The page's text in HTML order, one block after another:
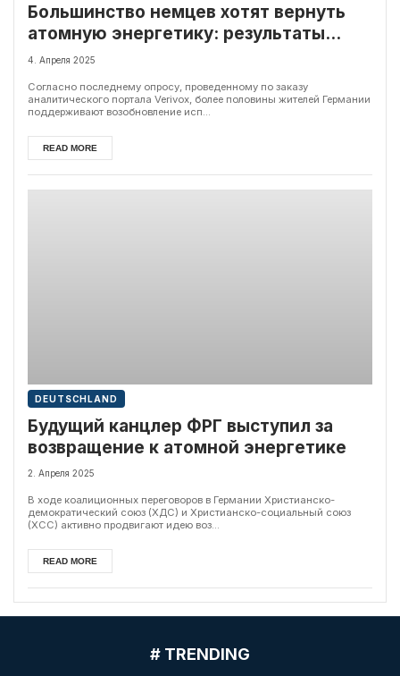
Большинство немцев хотят вернуть
атомную энергетику: результаты
опроса
4. Апреля 2025
Согласно последнему опросу, проведенному по заказу
аналитического портала Verivox, более половины жителей Германии
поддерживают возобновление исп...
READ MORE
DEUTSCHLAND
Будущий канцлер ФРГ выступил за
возвращение к атомной энергетике
2. Апреля 2025
В ходе коалиционных переговоров в Германии Христианско-
демократический союз (ХДС) и Христианско-социальный союз
(ХСС) активно продвигают идею воз...
READ MORE
# TRENDING